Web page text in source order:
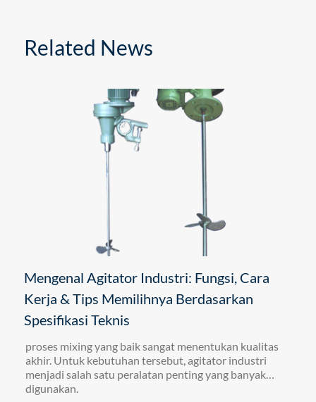
Related News
Mengenal Agitator Industri: Fungsi, Cara
Kerja & Tips Memilihnya Berdasarkan
Spesifikasi Teknis
proses mixing yang baik sangat menentukan kualitas
akhir. Untuk kebutuhan tersebut, agitator industri
menjadi salah satu peralatan penting yang banyak
digunakan.